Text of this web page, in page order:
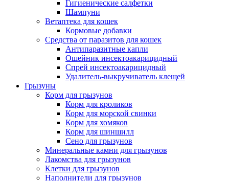
Гигиенические салфетки
Шампуни
Ветаптека для кошек
Кормовые добавки
Средства от паразитов для кошек
Антипаразитные капли
Ошейник инсектоакарицидный
Спрей инсектоакарицидный
Удалитель-выкручиватель клещей
Грызуны
Корм для грызунов
Корм для кроликов
Корм для морской свинки
Корм для хомяков
Корм для шиншилл
Сено для грызунов
Минеральные камни для грызунов
Лакомства для грызунов
Клетки для грызунов
Наполнители для грызунов